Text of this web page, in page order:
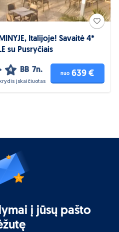
Italijoje! Savaitė 4*
su Pusryčiais
4 BB 7n.
įskaičiuotas
nuo 639 €
į jūsų pašto